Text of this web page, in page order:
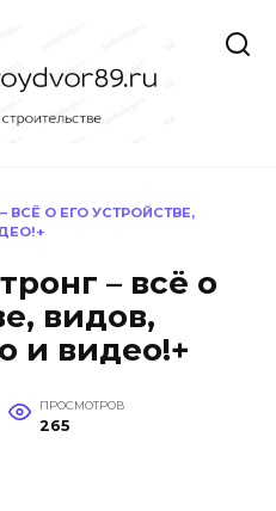
ВСЁ О ЕГО УСТРОЙСТВЕ,
– всё о
видов,
и видео!+
ПРОСМОТРОВ
265